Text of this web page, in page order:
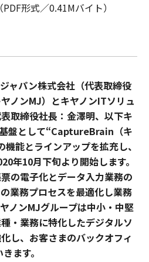
形式／0.41Mバイト）
ャパン株式会社（代表取締役
ノンMJ）とキヤノンITソリュ
取締役社長：金澤明、以下キ
盤として“CaptureBrain（キ
能とラインアップを拡充し、
年10月下旬より開始します。
の電子化とデータ入力業務の
業務プロセスを最適化し業務
ノンMJグループは中小・中堅
・業務に特化したデジタルソ
し、お客さまのバックオフィ
ます。